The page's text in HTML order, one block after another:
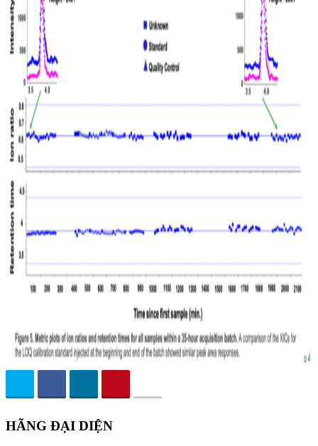
HÃNG ĐẠI DIỆN